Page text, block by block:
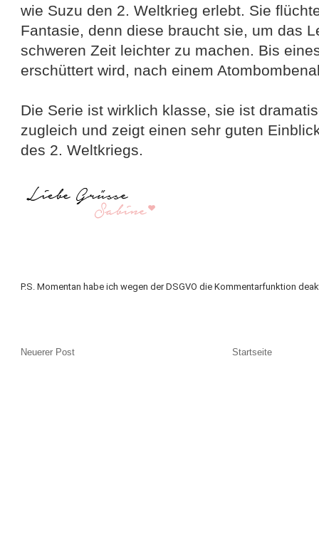
wie Suzu den 2. Weltkrieg erlebt. Sie
Fantasie, denn diese braucht sie, um das
schweren Zeit leichter zu machen. Bis
erschüttert wird, nach einem
Die Serie ist wirklich klasse, sie ist
zugleich und zeigt einen sehr guten
des 2. Weltkriegs.
P.S. Momentan habe ich wegen der DSGVO die Kommentarfunktion
Neuerer Post Startseite